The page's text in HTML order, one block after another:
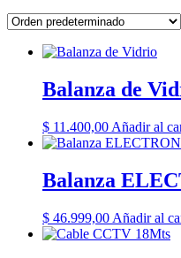
Balanza de
$ 11.400,00 Añadir al
Balanza
$ 46.999,00 Añadir al